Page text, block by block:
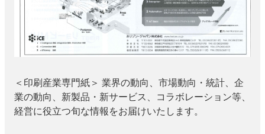
＜印刷産業専門紙＞ 業界の動向、市場動向・統計、企
業の動向、新製品・新サービス、コラボレーション等、
経営に役立つ旬な情報をお届けいたします。